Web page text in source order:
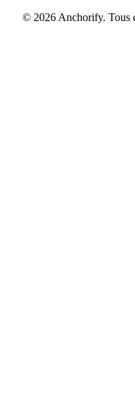
© 2026 Anchorify. Tous